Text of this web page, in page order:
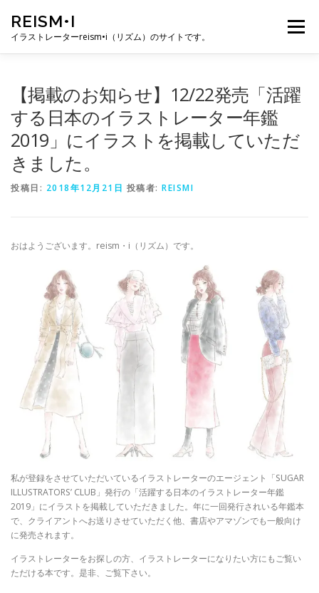
REISM•I
イラストレーターreism•i（リズム）のサイトです。
メニュー
PUBLICATION EXHIBITION BLOG SNS
お問い合わせ
【掲載のお知らせ】12/22発売「活躍
する日本のイラストレーター年鑑
2019」にイラストを掲載していただ
きました。
投稿日: 2018年12月21日 投稿者: REISMI
おはようございます。reism・i（リズム）です。
私が登録をさせていただいているイラストレーターのエージェント「SUGAR
ILLUSTRATORS’ CLUB」発行の「活躍する日本のイラストレーター年鑑
2019」にイラストを掲載していただきました。年に一回発行されいる年鑑本
で、クライアントへお送りさせていただく他、書店やアマゾンでも一般向け
に発売されます。
イラストレーターをお探しの方、イラストレーターになりたい方にもご覧い
ただける本です。是非、ご覧下さい。